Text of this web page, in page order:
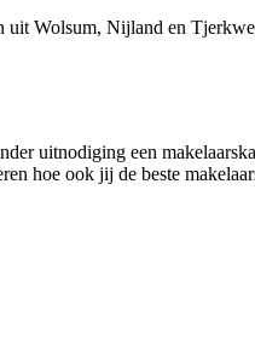
Wolsum, Nijland en
uitnodiging een
hoe ook jij de beste